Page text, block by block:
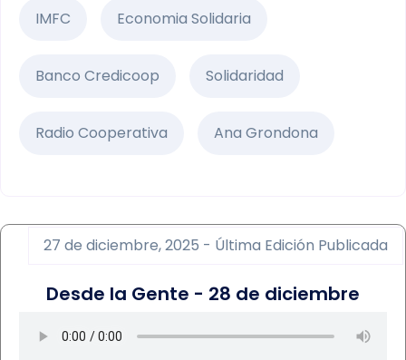
IMFC Economia Solidaria
Banco Credicoop Solidaridad
Radio Cooperativa Ana Grondona
27 de diciembre, 2025 - Última Edición Publicada
Desde la Gente - 28 de diciembre